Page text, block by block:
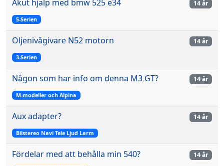
Akut hjälp med bmw 525 e34
5-Serien
14 år
Oljenivågivare N52 motorn
3-Serien
14 år
Någon som har info om denna M3 GT?
M-modeller och Alpina
14 år
Aux adapter?
Bilstereo Navi Tele Ljud Larm
14 år
Fördelar med att behålla min 540? 14 år